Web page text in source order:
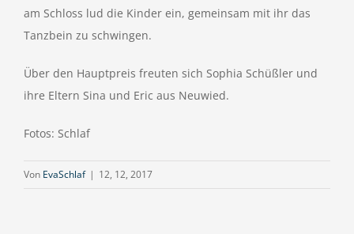
am Schloss lud die Kinder ein, gemeinsam mit ihr das
Tanzbein zu schwingen.
Über den Hauptpreis freuten sich Sophia Schüßler und
ihre Eltern Sina und Eric aus Neuwied.
Fotos: Schlaf
Von EvaSchlaf | 12, 12, 2017